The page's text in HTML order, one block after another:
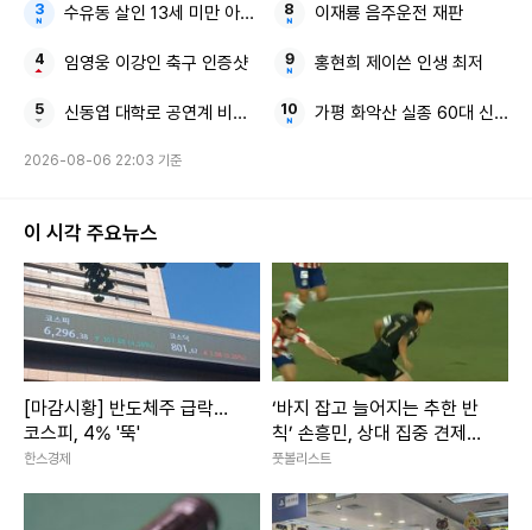
수유동 살인 13세 미만 아동 성폭력 피의자
임영웅 이강인 축구 인증샷
신동엽 대학로 공연계 비하 논란
이재룡 음주운전 재판
홍현희 제이쓴 인생 최저
가평 화악산 실종 60대 신고
2026-08-06 22:03 기준
이 시각 주요뉴스
[마감시황] 반도체주 급락…
코스피, 4% '뚝'
한스경제
‘바지 잡고 늘어지는 추한 반
칙’ 손흥민, 상대 집중 견제에
5경기 연속골 불발 ‘경고 유도
풋볼리스트